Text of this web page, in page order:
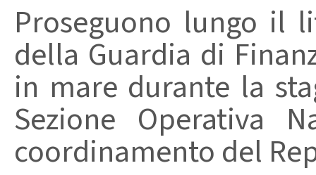
Proseguono lungo il
della Guardia di
in mare durante la
Sezione Operativa
coordinamento del